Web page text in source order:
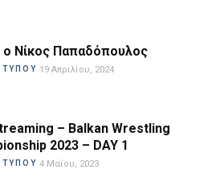
Νίκος Παπαδόπουλος
ΤΥΠΟΥ 19 Απριλίου, 2024
– Balkan Wrestling
2023 – DAY 1
ΤΥΠΟΥ 4 Μαΐου, 2023